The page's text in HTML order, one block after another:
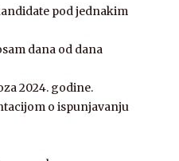
pod jednakim
dana od dana
2024. godine.
o ispunjavanju